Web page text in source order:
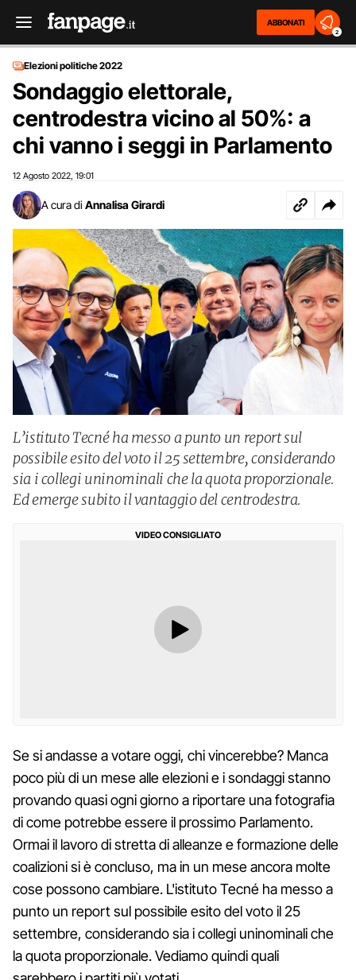
ABBONATI
2
Elezioni politiche 2022
Sondaggio elettorale,
centrodestra vicino al 50%: a
chi vanno i seggi in Parlamento
12 Agosto 2022 19:01
A cura di Annalisa Girardi
L’istituto Tecné ha messo a punto un report sul
possibile esito del voto il 25 settembre, considerando
sia i collegi uninominali che la quota proporzionale.
Ed emerge subito il vantaggio del centrodestra.
VIDEO CONSIGLIATO
Se si andasse a votare oggi, chi vincerebbe? Manca
poco più di un mese alle elezioni e i sondaggi stanno
provando quasi ogni giorno a riportare una fotografia
di come potrebbe essere il prossimo Parlamento.
Ormai il lavoro di stretta di alleanze e formazione delle
coalizioni si è concluso, ma in un mese ancora molte
cose possono cambiare. L'istituto Tecné ha messo a
punto un report sul possibile esito del voto il 25
settembre, considerando sia i collegi uninominali che
la quota proporzionale. Vediamo quindi quali